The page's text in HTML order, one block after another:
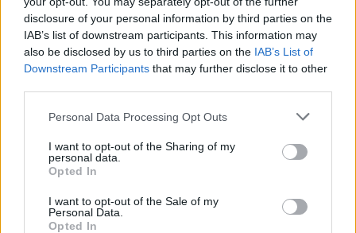
disclosure of your personal information by third parties on the
IAB’s list of downstream participants. This information may
also be disclosed by us to third parties on the IAB’s List of
Downstream Participants that may further disclose it to other
Personal Data Processing Opt Outs
I want to opt-out of the Sharing of my
personal data.
Opted In
I want to opt-out of the Sale of my
Personal Data.
Opted In
00:00:49
Pateikė daugiau detalių apie iš tėvų paimtus šešis
vaikus: jiems kilusi grėsmė
00:00:30
Vaizdai iš tragiškos avarijos Vilniaus r.: dviejų moterų ir
vaiko gyvybių išgelbėti nepavyko
Žinios | Lietuvos diena